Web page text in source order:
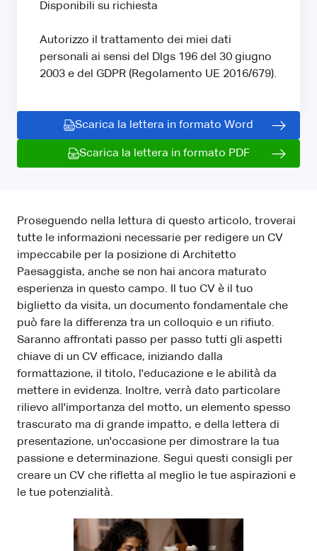
Disponibili su richiesta
Autorizzo il trattamento dei miei dati
personali ai sensi del Dlgs 196 del 30 giugno
2003 e del GDPR (Regolamento UE 2016/679).
Scarica la lettera in formato Word
Scarica la lettera in formato PDF
Proseguendo nella lettura di questo articolo, troverai
tutte le informazioni necessarie per redigere un CV
impeccabile per la posizione di Architetto
Paesaggista, anche se non hai ancora maturato
esperienza in questo campo. Il tuo CV è il tuo
biglietto da visita, un documento fondamentale che
può fare la differenza tra un colloquio e un rifiuto.
Saranno affrontati passo per passo tutti gli aspetti
chiave di un CV efficace, iniziando dalla
formattazione, il titolo, l'educazione e le abilità da
mettere in evidenza. Inoltre, verrà dato particolare
rilievo all'importanza del motto, un elemento spesso
trascurato ma di grande impatto, e della lettera di
presentazione, un'occasione per dimostrare la tua
passione e determinazione. Segui questi consigli per
creare un CV che rifletta al meglio le tue aspirazioni e
le tue potenzialità.